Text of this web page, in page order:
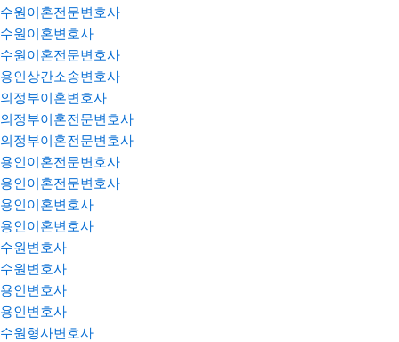
수원이혼전문변호사
수원이혼변호사
수원이혼전문변호사
용인상간소송변호사
의정부이혼변호사
의정부이혼전문변호사
의정부이혼전문변호사
용인이혼전문변호사
용인이혼전문변호사
용인이혼변호사
용인이혼변호사
수원변호사
수원변호사
용인변호사
용인변호사
수원형사변호사